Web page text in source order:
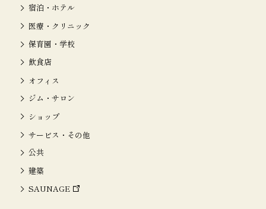
宿泊・ホテル
医療・クリニック
保育園・学校
飲食店
オフィス
ジム・サロン
ショップ
サービス・その他
公共
建築
SAUNAGE